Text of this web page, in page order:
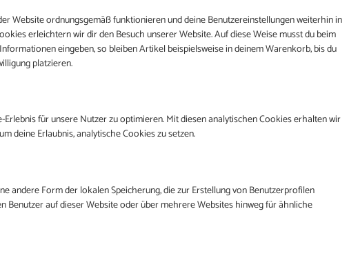
Website ordnungsgemäß funktionieren und deine Benutzereinstellungen weiterhin in
erleichtern wir dir den Besuch unserer Website. Auf diese Weise musst du beim
eingeben, so bleiben Artikel beispielsweise in deinem Warenkorb, bis du
platzieren.
für unsere Nutzer zu optimieren. Mit diesen analytischen Cookies erhalten wir
deine Erlaubnis, analytische Cookies zu setzen.
andere Form der lokalen Speicherung, die zur Erstellung von Benutzerprofilen
Benutzer auf dieser Website oder über mehrere Websites hinweg für ähnliche